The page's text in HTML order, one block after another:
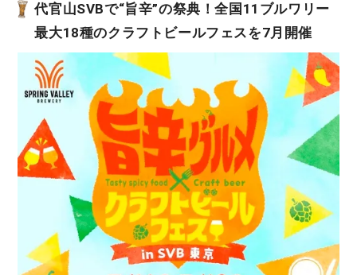
代官山SVBで“旨辛”の祭典！全国11ブルワリー
最大18種のクラフトビールフェスを7月開催